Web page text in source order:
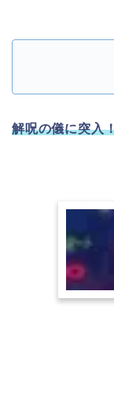
解呪の儀に突入